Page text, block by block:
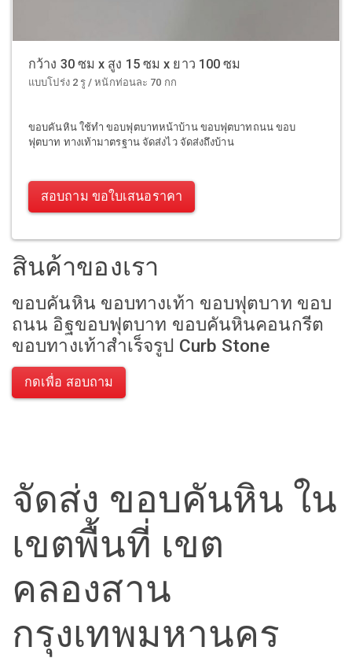
กว้าง 30 ซม x สูง 15 ซม x ยาว 100 ซม
แบบโปร่ง 2 รู / หนักท่อนละ 70 กก
ขอบคันหิน ใช้ทำ ขอบฟุตบาทหน้าบ้าน ขอบฟุตบาทถนน ขอบ
ฟุตบาท ทางเท้ามาตรฐาน จัดส่งไว จัดส่งถึงบ้าน
สอบถาม ขอใบเสนอราคา
สินค้าของเรา
ขอบคันหิน ขอบทางเท้า ขอบฟุตบาท ขอบ
ถนน อิฐขอบฟุตบาท ขอบคันหินคอนกรีต
ขอบทางเท้าสำเร็จรูป Curb Stone
กดเพื่อ สอบถาม
จัดส่ง ขอบคันหิน ใน
เขตพื้นที่ เขต
คลองสาน
กรุงเทพมหานคร